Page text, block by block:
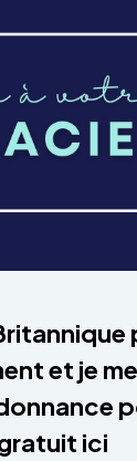
et je me
ici